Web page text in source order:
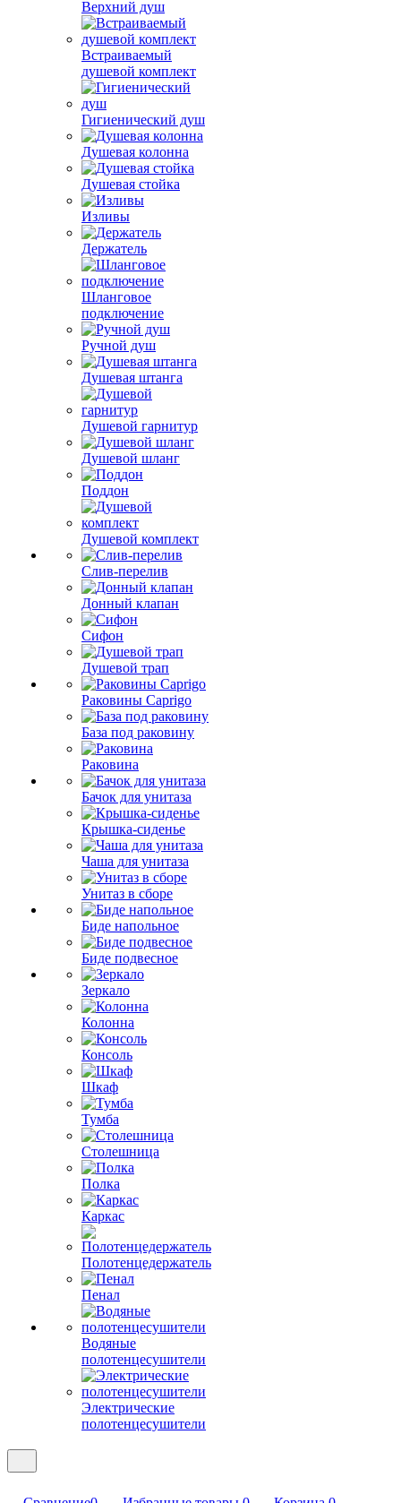
Верхний душ
Встраиваемый
душевой комплект
Гигиенический душ
Душевая колонна
Душевая стойка
Изливы
Держатель
Шланговое
подключение
Ручной душ
Душевая штанга
Душевой гарнитур
Душевой шланг
Поддон
Душевой комплект
Слив-перелив
Донный клапан
Сифон
Душевой трап
Раковины Caprigo
База под раковину
Раковина
Бачок для унитаза
Крышка-сиденье
Чаша для унитаза
Унитаз в сборе
Биде напольное
Биде подвесное
Зеркало
Колонна
Консоль
Шкаф
Тумба
Столешница
Полка
Каркас
Полотенцедержатель
Пенал
Водяные
полотенцесушители
Электрические
полотенцесушители